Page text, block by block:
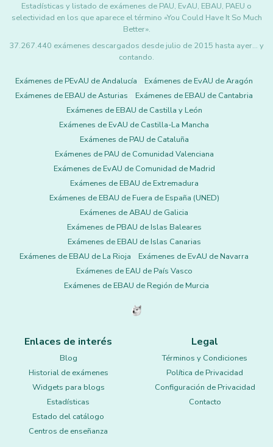
Estadísticas y listado de exámenes de PAU, EvAU, EBAU, PAEU o
selectividad en los que aparece el término «You Could Have It So Much
Better».
37.267.440 exámenes descargados desde julio de 2015 hasta ayer... y
contando.
Exámenes de PEvAU de Andalucía
Exámenes de EvAU de Aragón
Exámenes de EBAU de Asturias
Exámenes de EBAU de Cantabria
Exámenes de EBAU de Castilla y León
Exámenes de EvAU de Castilla-La Mancha
Exámenes de PAU de Cataluña
Exámenes de PAU de Comunidad Valenciana
Exámenes de EvAU de Comunidad de Madrid
Exámenes de EBAU de Extremadura
Exámenes de EBAU de Fuera de España (UNED)
Exámenes de ABAU de Galicia
Exámenes de PBAU de Islas Baleares
Exámenes de EBAU de Islas Canarias
Exámenes de EBAU de La Rioja
Exámenes de EvAU de Navarra
Exámenes de EAU de País Vasco
Exámenes de EBAU de Región de Murcia
Enlaces de interés
Blog
Historial de exámenes
Widgets para blogs
Estadísticas
Estado del catálogo
Centros de enseñanza
Legal
Términos y Condiciones
Política de Privacidad
Configuración de Privacidad
Contacto